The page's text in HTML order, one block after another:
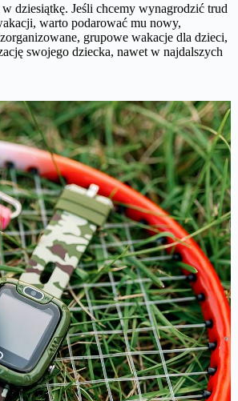
dziesiątkę. Jeśli chcemy wynagrodzić trud
warto podarować mu nowy,
grupowe wakacje dla dzieci,
swojego dziecka, nawet w najdalszych